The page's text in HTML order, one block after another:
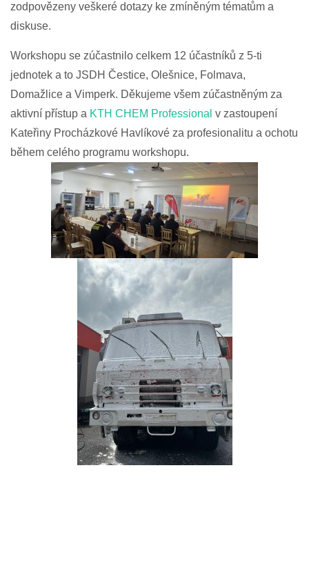
zodpovězeny veškeré dotazy ke zmíněným tématům a
diskuse.
Workshopu se zúčastnilo celkem 12 účastníků z 5-ti
jednotek a to JSDH Čestice, Olešnice, Folmava,
Domažlice a Vimperk. Děkujeme všem zúčastněným za
aktivní přístup a KTH CHEM Professional v zastoupení
Kateřiny Procházkové Havlíkové za profesionalitu a ochotu
během celého programu workshopu.